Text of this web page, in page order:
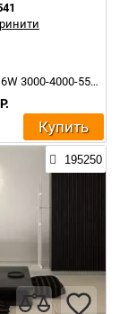
4000-5500K 1500Lm
Купить
195250